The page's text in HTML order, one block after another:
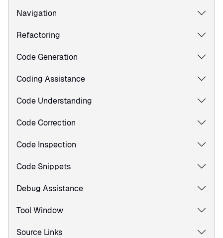
Navigation
Refactoring
Code Generation
Coding Assistance
Code Understanding
Code Correction
Code Inspection
Code Snippets
Debug Assistance
Tool Window
Source Links